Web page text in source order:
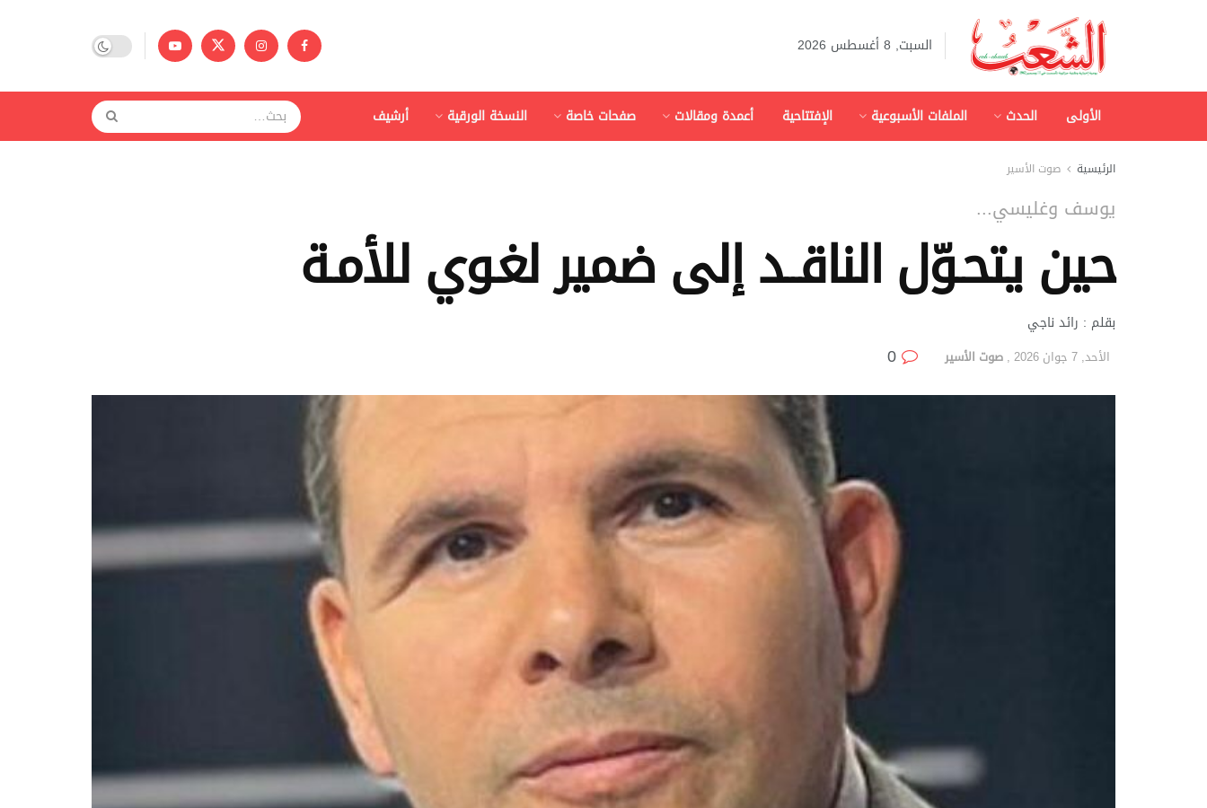
السبت, 8 أغسطس 2026
الأولى الحدث الملفات الأسبوعية الإفتتاحية أعمدة ومقالات صفحات خاصة النسخة الورقية أرشيف
الرئيسية صوت الأسير
يوسف وغليسي...
حين يتحـوّل الناقــد إلى ضمير لغـوي للأمـة
بقلم : رائد ناجي‎
الأحد, 7 جوان 2026 , صوت الأسير